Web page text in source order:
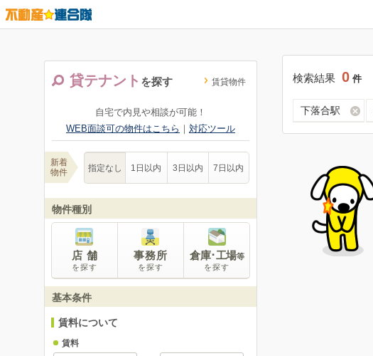
貸テナント を探す 賃貸物件
自宅で内見や相談が可能！
WEB面談可の物件はこちら ｜ 対応ツール
新着
物件
指定なし 1日以内 3日以内 7日以内
物件種別
店 舗
を探す
事務所
を探す
倉庫･工場等
を探す
基本条件
賃料について
賃料
検索結果 0 件
下落合駅